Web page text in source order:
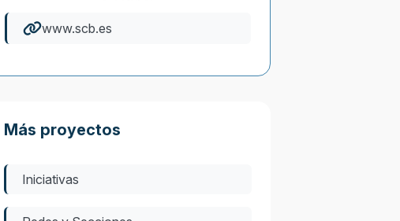
www.scb.es
Más proyectos
Iniciativas